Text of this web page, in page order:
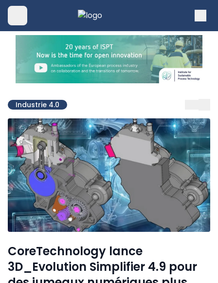
Industrie 4.0
CoreTechnology lance
3D_Evolution Simplifier 4.9 pour